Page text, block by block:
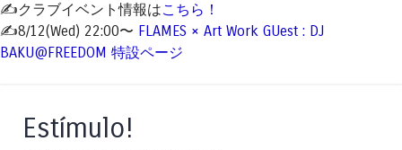
✍️クラブイベント情報はこちら！
✍️8/12(Wed) 22:00〜 FLAMES × Art Work GUest : DJ
BAKU@FREEDOM 特設ページ
Estímulo!